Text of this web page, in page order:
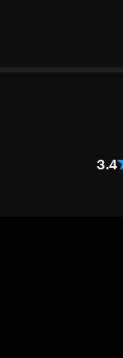
3.4